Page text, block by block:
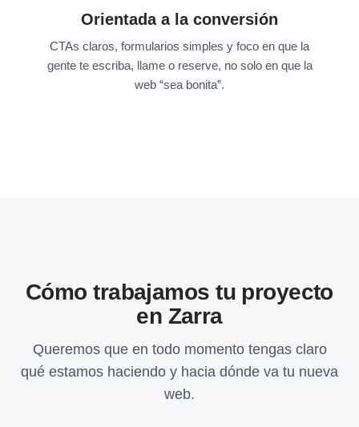
Orientada a la conversión
CTAs claros, formularios simples y foco en que la
gente te escriba, llame o reserve, no solo en que la
web “sea bonita”.
Cómo trabajamos tu proyecto
en Zarra
Queremos que en todo momento tengas claro
qué estamos haciendo y hacia dónde va tu nueva
web.